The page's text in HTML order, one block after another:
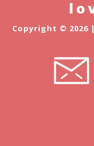
Copyright © 2026 |